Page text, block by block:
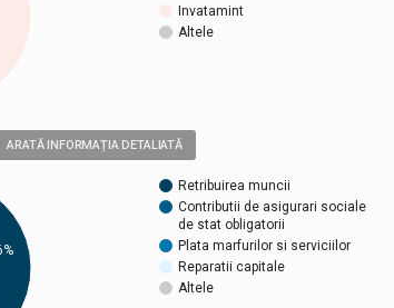
Invatamint
Altele
ARATĂ INFORMAȚIA DETALIATĂ
Retribuirea muncii
Contributii de asigurari sociale
de stat obligatorii
Plata marfurilor si serviciilor
Reparatii capitale
Altele